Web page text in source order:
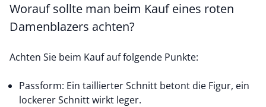
Worauf sollte man beim Kauf eines roten
Damenblazers achten?
Achten Sie beim Kauf auf folgende Punkte:
Passform: Ein taillierter Schnitt betont die Figur, ein
lockerer Schnitt wirkt leger.